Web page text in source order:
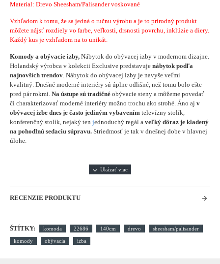
Material: Drevo Sheesham/Palisander voskované
Vzhľadom k tomu, že sa jedná o ručnu výrobu a je to prírodný produkt
môžete nájsť rozdiely vo farbe, veľkosti, drsnosti povrchu, inklúzie a diery.
Každý kus je vzhľadom na to unikát.
Komody a obývacie izby, Nábytok do obývacej izby v modernom dizajne.
Holandský výrobca v kolekcii Exclusive predstavuje nábytok podľa
najnovších trendov. Nábytok do obývacej izby je navyše veľmi
kvalitný. Dnešné moderné interiéry sú úplne odlišné, než tomu bolo ešte
pred pár rokmi. Na ústupe sú tradičné obývacie steny a môžeme povedať
či charakterizovať moderné interiéry možno trochu ako strohé. Áno aj v
obývacej izbe dnes je často jediným vybavením televízny stolík,
konferenčný stolík, nejaký ten jednoduchý regál a veľký dôraz je kladený
na pohodlnú sedaciu súpravu. Striedmosť je tak v dnešnej dobe v hlavnej
úlohe.
RECENZIE PRODUKTU
ŠTÍTKY: komoda 22686 140cm drevo sheesham/palisander
komody obývacia izba